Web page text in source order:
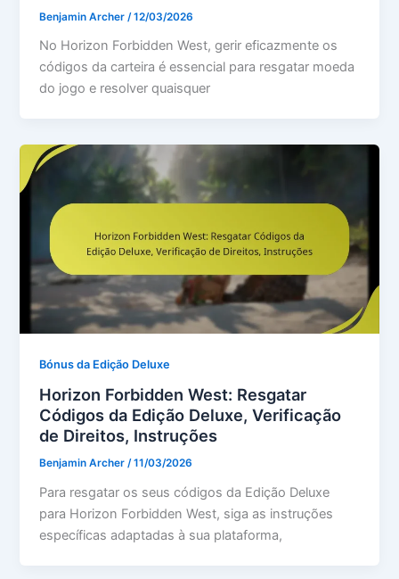
Benjamin Archer /12/03/2026
No Horizon Forbidden West, gerir eficazmente os
códigos da carteira é essencial para resgatar moeda
do jogo e resolver quaisquer
Bónus da Edição Deluxe
Horizon Forbidden West: Resgatar
Códigos da Edição Deluxe, Verificação
de Direitos, Instruções
Benjamin Archer/11/03/2026
Para resgatar os seus códigos da Edição Deluxe
para Horizon Forbidden West, siga as instruções
específicas adaptadas à sua plataforma,